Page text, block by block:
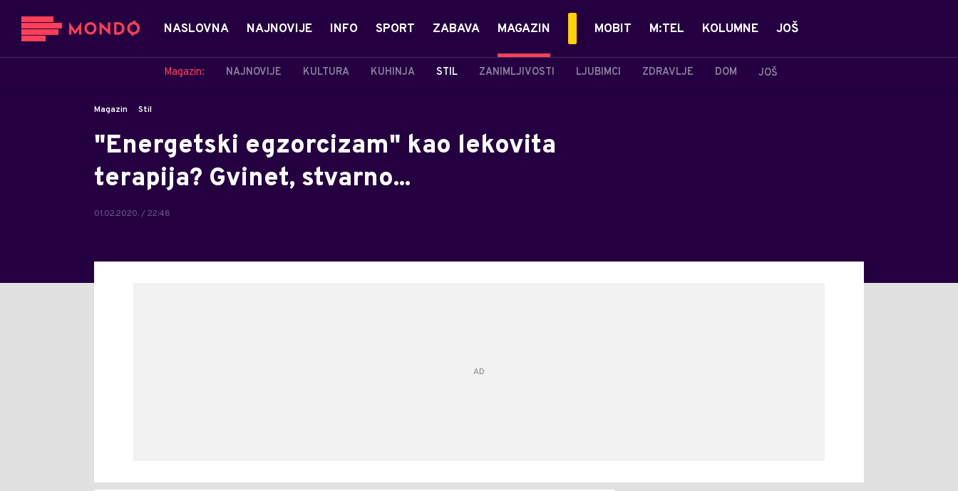
NASLOVNA NAJNOVIJE INFO SPORT ZABAVA MAGAZIN
Magazin: NAJNOVIJE KULTURA KUHINJA STIL ZANIMLJIVOSTI LJUBIMCI ZDRAVLJE DOM JOŠ
MOBIT M:TEL KOLUMNE JOŠ
Magazin Stil
"Energetski egzorcizam" kao lekovita
terapija? Gvinet, stvarno...
01.02.2020. / 22:48